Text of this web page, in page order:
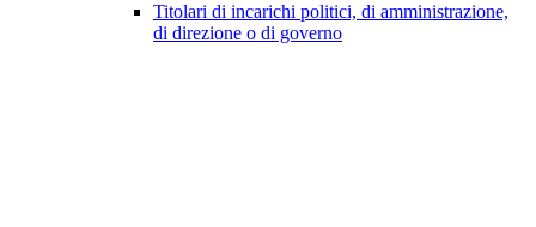
Titolari di incarichi politici, di amministrazione,
di direzione o di governo